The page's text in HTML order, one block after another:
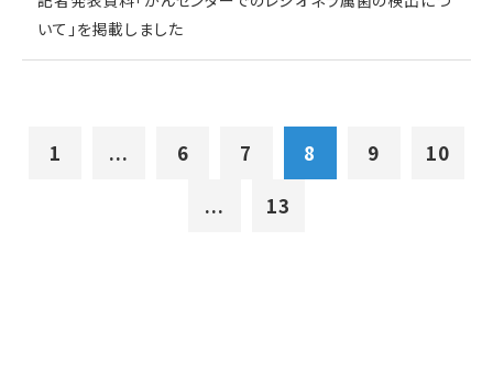
いて」を掲載しました
1 ... 6 7 8 9
10
...
13